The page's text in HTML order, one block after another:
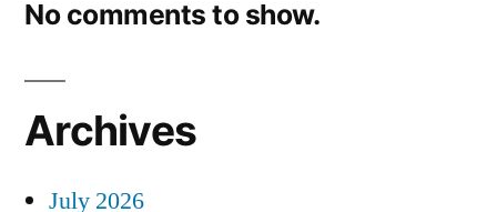
No comments to show.
Archives
July 2026